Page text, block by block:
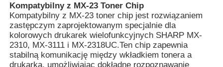
Kompatybilny z MX-23 Toner Chip
Kompatybilny z MX-23 toner chip jest rozwiązaniem
zastępczym zaprojektowanym specjalnie dla
kolorowych drukarek wielofunkcyjnych SHARP MX-
2310, MX-3111 i MX-2318UC.Ten chip zapewnia
stabilną komunikację między wkładkiem tonera a
drukarką, umożliwiając dokładne rozpoznawanie